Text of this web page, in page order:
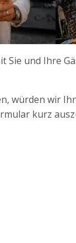
Sie und Ihre
würden wir
kurz